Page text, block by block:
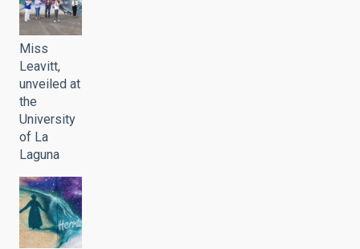
Miss
Leavitt,
unveiled at
the
University
of La
Laguna